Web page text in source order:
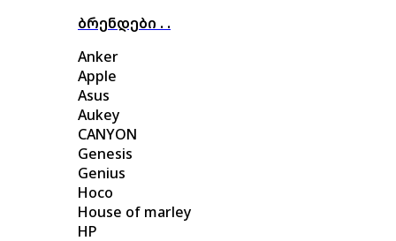
ბრენდები . .
Anker
Apple
Asus
Aukey
CANYON
Genesis
Genius
Hoco
House of marley
HP